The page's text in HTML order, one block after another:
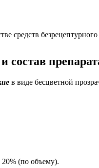
средств безрецептурного
состав
в виде бесцветной
20% (по объему).